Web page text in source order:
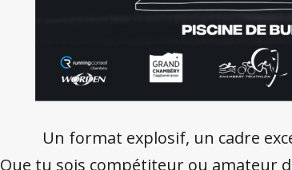
Un format explosif, un cadre
Que tu sois compétiteur ou amateur